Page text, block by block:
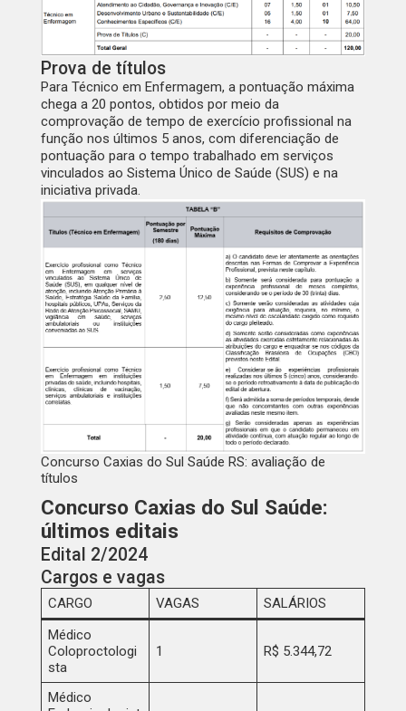
Prova de títulos
Para Técnico em Enfermagem, a pontuação máxima
chega a20 pontos, obtidos por meio da
comprovação de tempo de exercício profissional na
função nos últimos 5 anos, com diferenciação de
pontuação para o tempo trabalhado em serviços
vinculados ao Sistema Único de Saúde (SUS) e na
iniciativa privada.
Concurso Caxias do Sul Saúde RS: avaliação de
títulos
Concurso Caxias do Sul Saúde:
últimos editais
Edital 2/2024
Cargos e vagas
CARGO VAGAS
SALÁRIOS
Médico
Coloproctologi
sta
1 R$ 5.344,72
Médico